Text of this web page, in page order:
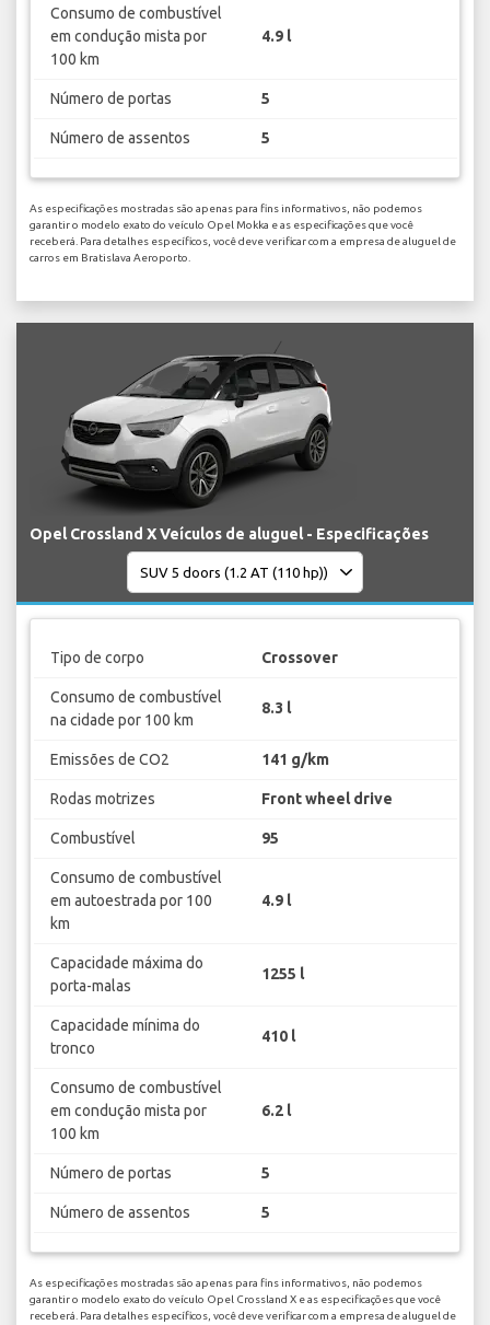
Consumo de combustível
em condução mista por
100 km
4.9 l
Número de portas 5
Número de assentos 5
As especificações mostradas são apenas para fins informativos, não podemos
garantir o modelo exato do veículo Opel Mokka e as especificações que você
receberá. Para detalhes específicos, você deve verificar com a empresa de aluguel de
carros em Bratislava Aeroporto.
Opel Crossland X Veículos de aluguel - Especificações
Tipo de corpo Crossover
Consumo de combustível
na cidade por 100 km
8.3 l
Emissões de CO2 141 g/km
Rodas motrizes Front wheel drive
Combustível 95
Consumo de combustível
em autoestrada por 100
km
4.9 l
Capacidade máxima do
porta-malas
1255 l
Capacidade mínima do
tronco
410 l
Consumo de combustível
em condução mista por
100 km
6.2 l
Número de portas 5
Número de assentos 5
As especificações mostradas são apenas para fins informativos, não podemos
garantir o modelo exato do veículo Opel Crossland X e as especificações que você
receberá. Para detalhes específicos, você deve verificar com a empresa de aluguel de